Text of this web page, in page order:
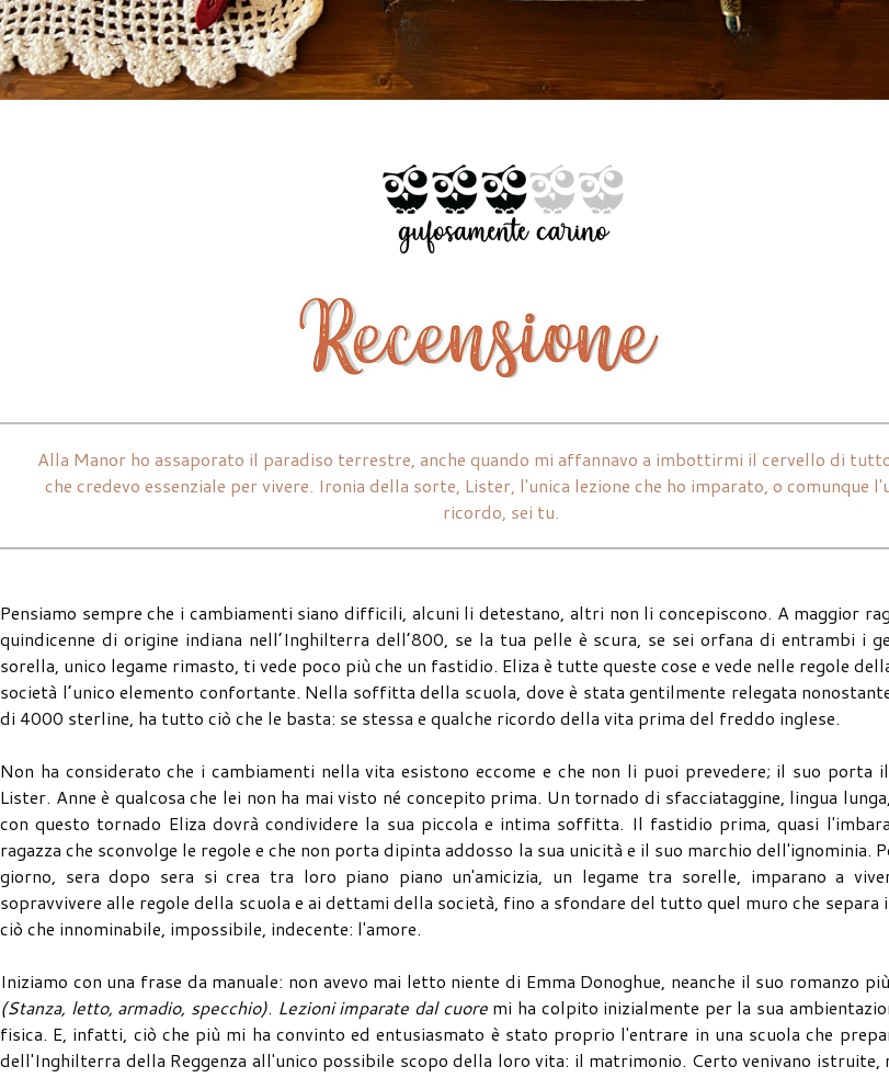
Alla Manor ho assaporato il paradiso terrestre, anche quando mi affannavo a imbottirmi il cervello di
che credevo essenziale per vivere. Ironia della sorte, Lister, l'unica lezione che ho imparato, o comunque
ricordo, sei tu.
Pensiamo sempre che i cambiamenti siano difficili, alcuni li detestano, altri non li concepiscono. A maggior
quindicenne di origine indiana nell’Inghilterra dell’800, se la tua pelle è scura, se sei orfana di entrambi i
sorella, unico legame rimasto, ti vede poco più che un fastidio. Eliza è tutte queste cose e vede nelle regole
società l’unico elemento confortante. Nella soffitta della scuola, dove è stata gentilmente relegata
di 4000 sterline, ha tutto ciò che le basta: se stessa e qualche ricordo della vita prima del freddo inglese.
Non ha considerato che i cambiamenti nella vita esistono eccome e che non li puoi prevedere; il suo porta
Lister. Anne è qualcosa che lei non ha mai visto né concepito prima. Un tornado di sfacciataggine, lingua
con questo tornado Eliza dovrà condividere la sua piccola e intima soffitta. Il fastidio prima, quasi
ragazza che sconvolge le regole e che non porta dipinta addosso la sua unicità e il suo marchio dell'ignominia.
giorno, sera dopo sera si crea tra loro piano piano un'amicizia, un legame tra sorelle, imparano a
sopravvivere alle regole della scuola e ai dettami della società, fino a sfondare del tutto quel muro che separa
ciò che innominabile, impossibile, indecente: l'amore.
Iniziamo con una frase da manuale: non avevo mai letto niente di Emma Donoghue, neanche il suo romanzo
(Stanza, letto, armadio, specchio). Lezioni imparate dal cuoremi ha colpito inizialmente per la sua
fisica. E, infatti, ciò che più mi ha convinto ed entusiasmato è stato proprio l'entrare in una scuola che
dell'Inghilterra della Reggenza all'unico possibile scopo della loro vita: il matrimonio. Certo venivano istruite,